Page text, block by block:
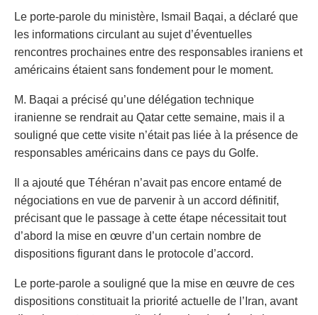
Le porte-parole du ministère, Ismail Baqai, a déclaré que
les informations circulant au sujet d’éventuelles
rencontres prochaines entre des responsables iraniens et
américains étaient sans fondement pour le moment.
M. Baqai a précisé qu’une délégation technique
iranienne se rendrait au Qatar cette semaine, mais il a
souligné que cette visite n’était pas liée à la présence de
responsables américains dans ce pays du Golfe.
Il a ajouté que Téhéran n’avait pas encore entamé de
négociations en vue de parvenir à un accord définitif,
précisant que le passage à cette étape nécessitait tout
d’abord la mise en œuvre d’un certain nombre de
dispositions figurant dans le protocole d’accord.
Le porte-parole a souligné que la mise en œuvre de ces
dispositions constituait la priorité actuelle de l’Iran, avant